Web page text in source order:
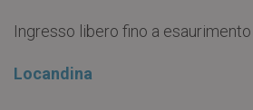
Ingresso libero fino a
Locandina